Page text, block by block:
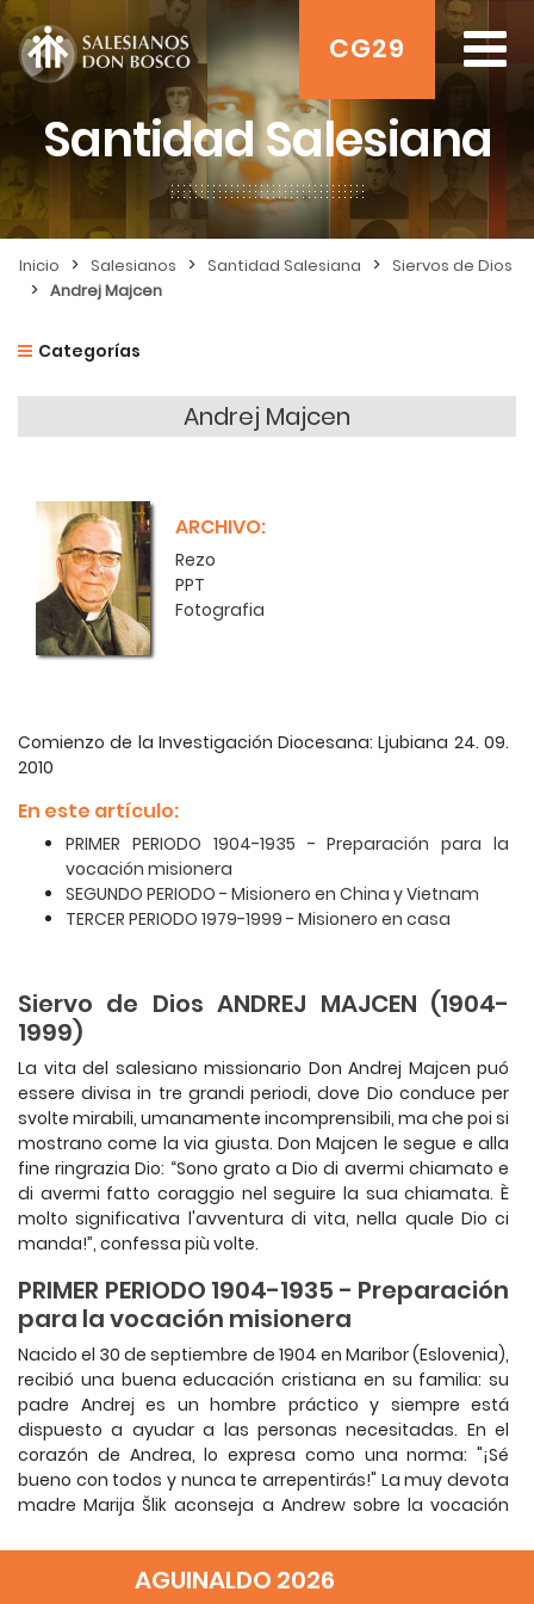
CG29
Santidad Salesiana
Inicio > Salesianos > Santidad Salesiana > Siervos de Dios
> Andrej Majcen
Categorías
Andrej Majcen
ARCHIVO:
Rezo
PPT
Fotografia
Comienzo de la Investigación Diocesana: Ljubiana 24. 09.
2010
En este artículo:
PRIMER PERIODO 1904-1935 - Preparación para la
vocación misionera
SEGUNDO PERIODO - Misionero en China y Vietnam
TERCER PERIODO 1979-1999 - Misionero en casa
Siervo de Dios ANDREJ MAJCEN (1904-
1999)
La vita del salesiano missionario Don Andrej Majcen puó
essere divisa in tre grandi periodi, dove Dio conduce per
svolte mirabili, umanamente incomprensibili, ma che poi si
mostrano come la via giusta. Don Majcen le segue e alla
fine ringrazia Dio: “Sono grato a Dio di avermi chiamato e
di avermi fatto coraggio nel seguire la sua chiamata. È
molto significativa l'avventura di vita, nella quale Dio ci
manda!”, confessa più volte.
PRIMER PERIODO 1904-1935 - Preparación
para la vocación misionera
Nacido el 30 de septiembre de 1904 en Maribor (Eslovenia),
recibió una buena educación cristiana en su familia: su
padre Andrej es un hombre práctico y siempre está
dispuesto a ayudar a las personas necesitadas. En el
corazón de Andrea, lo expresa como una norma: "¡Sé
bueno con todos y nunca te arrepentirás!" La muy devota
madre Marija Šlik aconseja a Andrew sobre la vocación
quiere que él domine, ya que solo así podrá ayudar a las
personas. Su madre, temiendo que se pierda, lo
AGUINALDO 2026